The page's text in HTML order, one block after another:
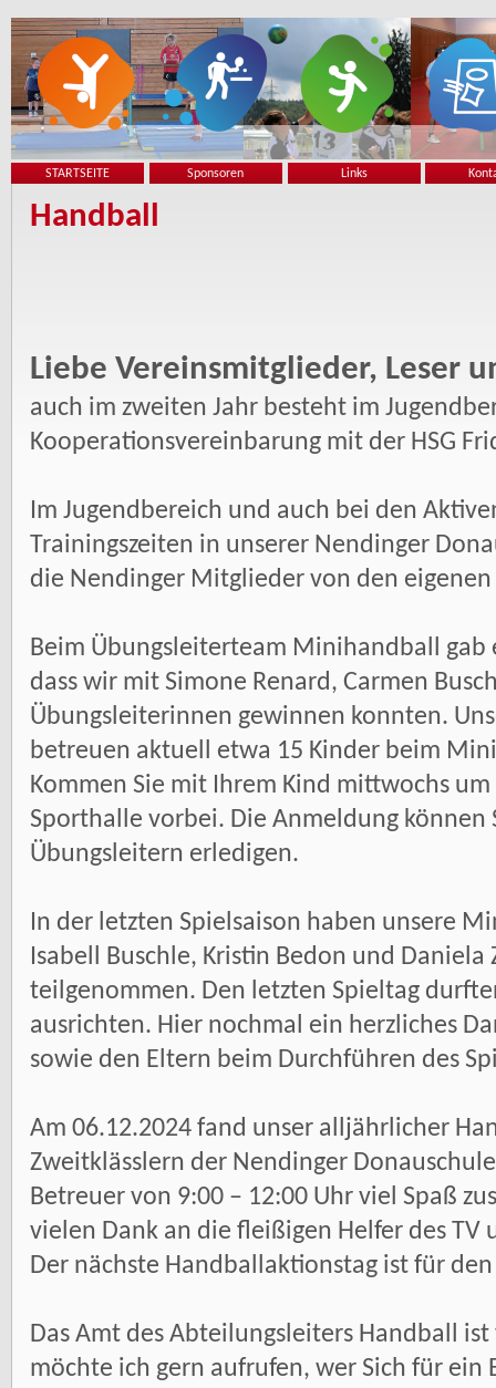
STARTSEITE Sponsoren Links
Handball
Liebe Vereinsmitglieder, Leser
auch im zweiten Jahr besteht im
Kooperationsvereinbarung mit der HSG
Im Jugendbereich und auch bei den
Trainingszeiten in unserer Nendinger
die Nendinger Mitglieder von den
Beim Übungsleiterteam Minihandball gab
dass wir mit Simone Renard, Carmen
Übungsleiterinnen gewinnen konnten.
betreuen aktuell etwa 15 Kinder beim
Kommen Sie mit Ihrem Kind mittwochs
Sporthalle vorbei. Die Anmeldung können
Übungsleitern erledigen.
In der letzten Spielsaison haben unsere
Isabell Buschle, Kristin Bedon und
teilgenommen. Den letzten Spieltag
ausrichten. Hier nochmal ein herzliches
sowie den Eltern beim Durchführen des
Am 06.12.2024 fand unser alljährlicher
Zweitklässlern der Nendinger
Betreuer von 9:00 – 12:00 Uhr viel Spaß
vielen Dank an die fleißigen Helfer des
Der nächste Handballaktionstag ist für
Das Amt des Abteilungsleiters Handball
möchte ich gern aufrufen, wer Sich für